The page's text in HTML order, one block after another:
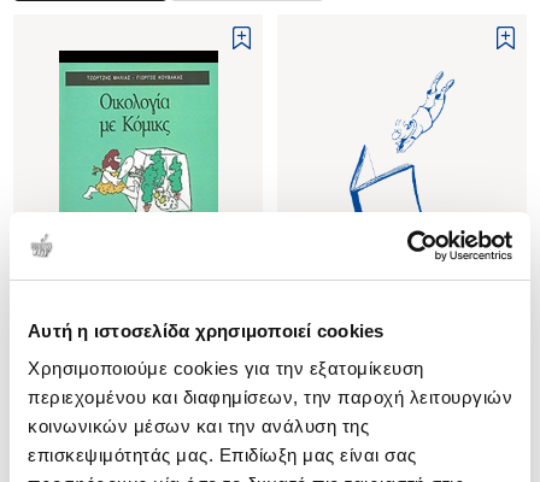
Αυτή η ιστοσελίδα χρησιμοποιεί cookies
Χρησιμοποιούμε cookies για την εξατομίκευση
περιεχομένου και διαφημίσεων, την παροχή λειτουργιών
κοινωνικών μέσων και την ανάλυση της
επισκεψιμότητάς μας. Επιδίωξη μας είναι σας
(0)
ΟΙΚΟΛΟΓΙΑ ΜΕ ΚΟΜΙΚΣ
ΜΗΛΙΑΣ ΤΖΩΡΤΖΗΣ
Κωδ. Πολιτείας:2250-0830
ΟΡΓΑΝΙΚΗ ΧΗΜΕΙΑ ΜΕ ΚΟΜΙΚΣ
ΜΗΛΙΑΣ ΤΖΩΡΤΖΗΣ
Κωδ. Πολιτείας: